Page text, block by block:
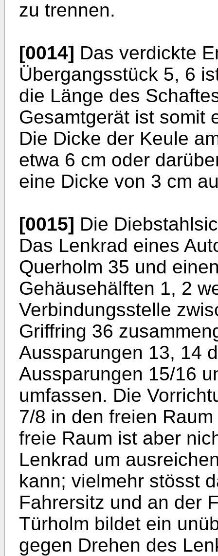
zu trennen.
[0014] Das verdickte
Übergangsstück 5, 6
die Länge des
Gesamtgerät ist somit
Die Dicke der Keule
etwa 6 cm oder
eine Dicke von 3 cm
[0015] Die
Das Lenkrad eines
Querholm 35 und
Gehäusehälften 1, 2
Verbindungsstelle
Griffring 36
Aussparungen 13, 14
Aussparungen 15/16
umfassen. Die
7/8 in den freien
freie Raum ist aber
Lenkrad um
kann; vielmehr stösst
Fahrersitz und an der
Türholm bildet ein
gegen Drehen des